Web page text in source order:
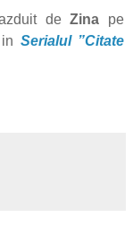
deZina pe
Serialul ”Citate